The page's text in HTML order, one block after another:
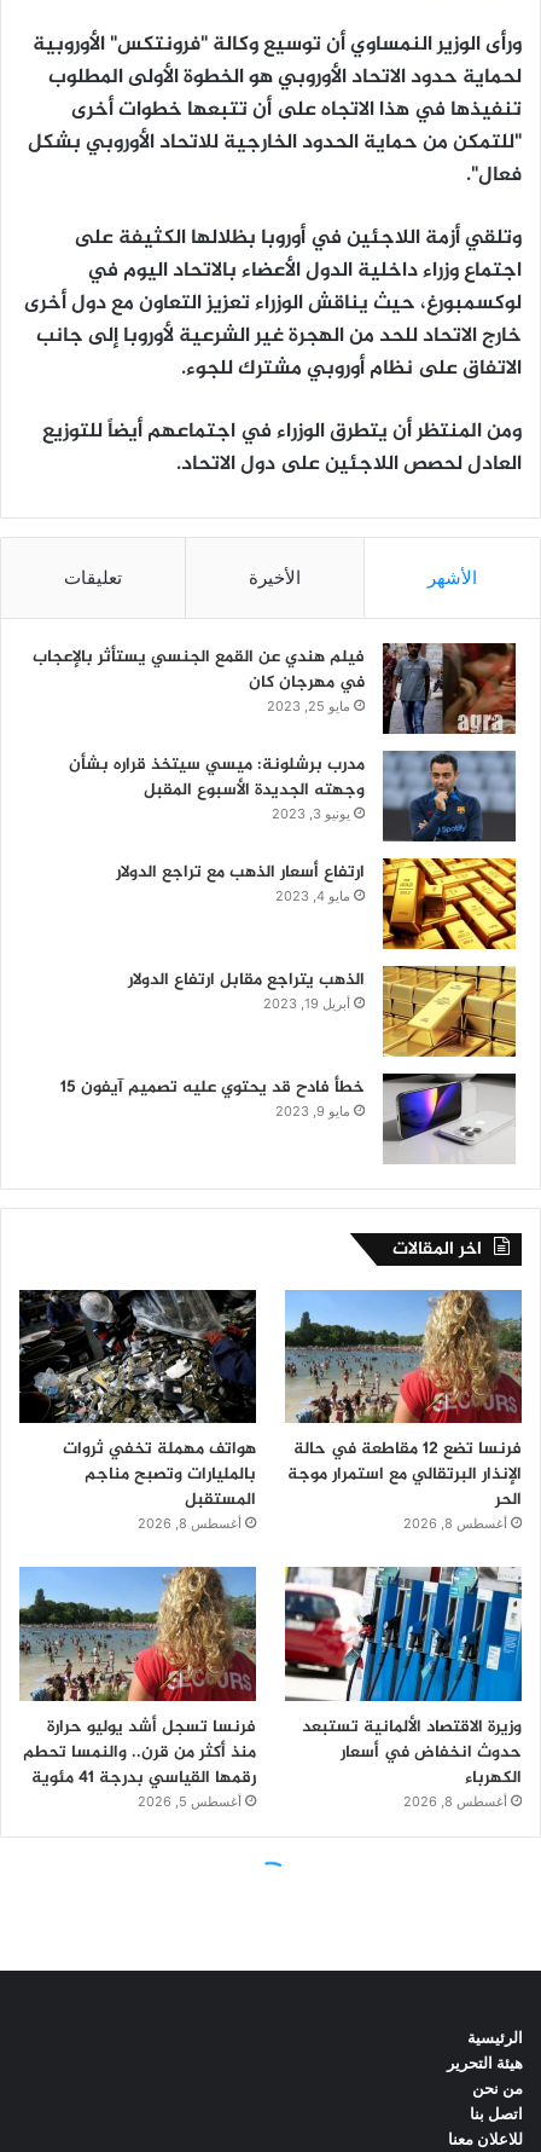
الرئيسية
هيئة التحرير
من نحن
اتصل بنا
للاعلان معنا